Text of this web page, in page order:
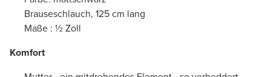
Brauseschlauch, 125 cm lang
Maße : ½ Zoll
Komfort